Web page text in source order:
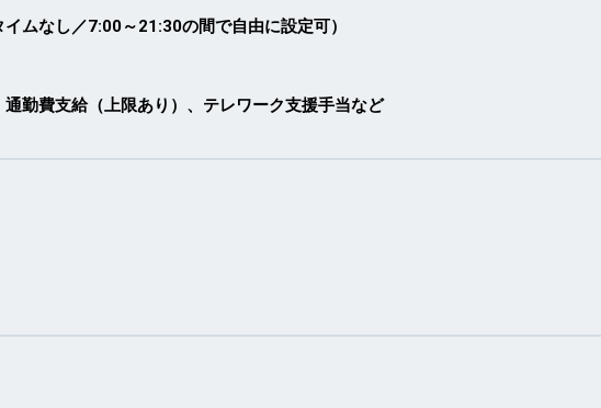
ムなし／7:00～21:30の間で自由に設定可）
勤費支給（上限あり）、テレワーク支援手当など